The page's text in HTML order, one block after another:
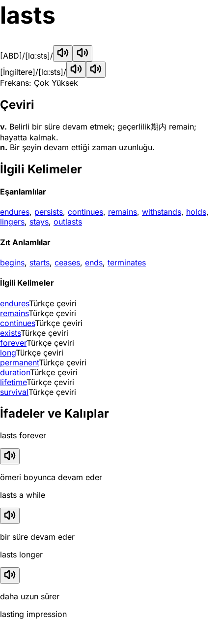
lasts
[ABD] /[lɑːsts]/
[İngiltere]/[lɑːsts]/
Frekans: Çok Yüksek
Çeviri
v. Belirli bir süre devam etmek; geçerlilik期内 remain;
hayatta kalmak.
n. Bir şeyin devam ettiği zaman uzunluğu.
İlgili Kelimeler
Eşanlamlılar
endures, persists, continues, remains, withstands, holds,
lingers, stays, outlasts
Zıt Anlamlılar
begins, starts, ceases, ends, terminates
İlgili Kelimeler
enduresTürkçe çeviri
remainsTürkçe çeviri
continuesTürkçe çeviri
existsTürkçe çeviri
foreverTürkçe çeviri
longTürkçe çeviri
permanentTürkçe çeviri
durationTürkçe çeviri
lifetimeTürkçe çeviri
survivalTürkçe çeviri
İfadeler ve Kalıplar
lasts forever
ömeri boyunca devam eder
lasts a while
bir süre devam eder
lasts longer
daha uzun sürer
lasting impression